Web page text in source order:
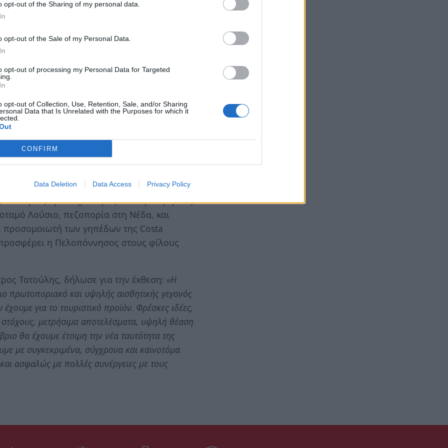
opt-out of the Sharing of my personal data.
opt-out of the Sale of my Personal Data.
opt-out of processing my Personal Data for Targeted
opt-out of Collection, Use, Retention, Sale, and/or Sharing
Data that Is Unrelated with the Purposes for which it
CONFIRM
Data Deletion Data Access Privacy Policy
αρχαιολογικής ανασκαφής,
για να ζήσουν τη χαρά της
οι κορυφαίοι Έλληνες
Παρλιάρος, απήλαυσαν τα μοναδικά
καλύτερος barman του κόσμου,
σεμινάρια οινογνωσίας
κρασιού.
από την εκπληκτική θέα της Γλώσσας
πολιτισμούς της Αρκαδίας και της
μοναδική παραλία της Φοινικούντας, την
όπως είναι τα ενεργά μοναστήρια της
δραστηριότητες που προσφέρει η
Λούσιο, πεζοπορία στη Νέδα, και
προσομοιωτή των γηπέδων της Costa
η Πελοπόννησος στους φίλους
Τατούλης, δήλωσε για την έκθεση: «Η
πρωτοποριακό και υψηλής αισθητικής γεγονός
για το τουριστικό προϊόν. Φρέσκες ιδέες,
μετρήσιμα αποτελέσματα, υψηλή θέαση
θα έχουμε έτοιμη την νέα ταυτότητα της
με συγκεκριμένα, σύγχρονα και καινοτόμα
ασφαλώς με πολλές συνέργειες με τους